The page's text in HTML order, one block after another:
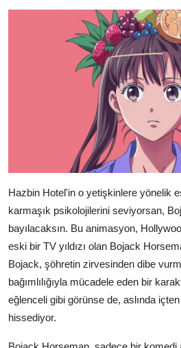
Hazbin Hotel'in o yetişkinlere yönelik
karmaşık psikolojilerini seviyorsan,
bayılacaksın. Bu animasyon,
eski bir TV yıldızı olan Bojack
Bojack, şöhretin zirvesinden dibe
bağımlılığıyla mücadele eden bir
eğlenceli gibi görünse de, aslında
hissediyor.